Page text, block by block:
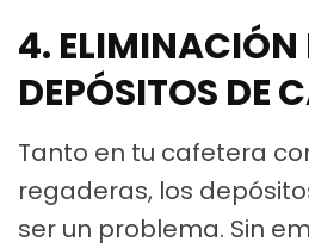
4. ELIMINACIÓN
DEPÓSITOS DE
Tanto en tu cafetera
regaderas, los
ser un problema. Sin